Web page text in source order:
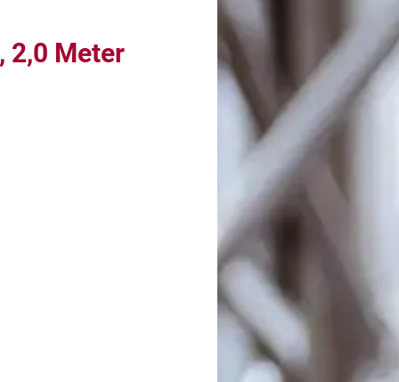
2,0 Meter